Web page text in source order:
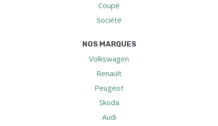
Coupé
Société
NOS MARQUES
Volkswagen
Renault
Peugeot
Skoda
Audi